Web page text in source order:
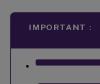
IMPORTANT :